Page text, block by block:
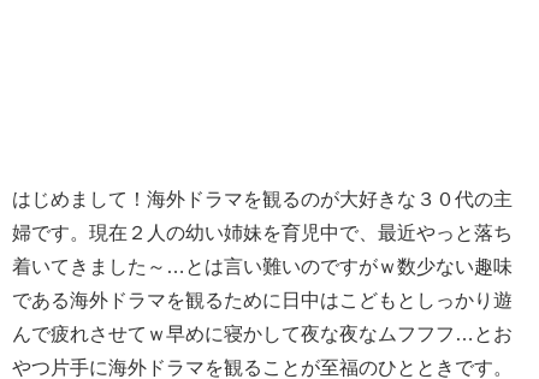
はじめまして！海外ドラマを観るのが大好きな３０代の主
婦です。現在２人の幼い姉妹を育児中で、最近やっと落ち
着いてきました～…とは言い難いのですがｗ数少ない趣味
である海外ドラマを観るために日中はこどもとしっかり遊
んで疲れさせてｗ早めに寝かして夜な夜なムフフフ…とお
やつ片手に海外ドラマを観ることが至福のひとときです。